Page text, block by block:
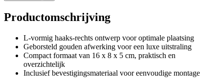
Productomschrijving
L-vormig haaks-rechts ontwerp voor optimale plaatsing
Geborsteld gouden afwerking voor een luxe uitstraling
Compact formaat van 16 x 8 x 5 cm, praktisch en
overzichtelijk
Inclusief bevestigingsmateriaal voor eenvoudige montage